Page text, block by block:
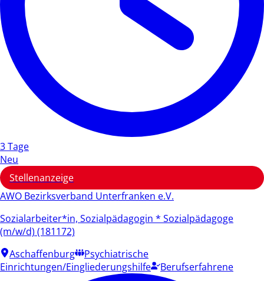
3 Tage
Neu
Stellenanzeige
AWO Bezirksverband Unterfranken e.V.
Sozialarbeiter*in, Sozialpädagogin * Sozialpädagoge
(m/w/d) (181172)
Aschaffenburg
Psychiatrische
Einrichtungen/Eingliederungshilfe
Berufserfahrene